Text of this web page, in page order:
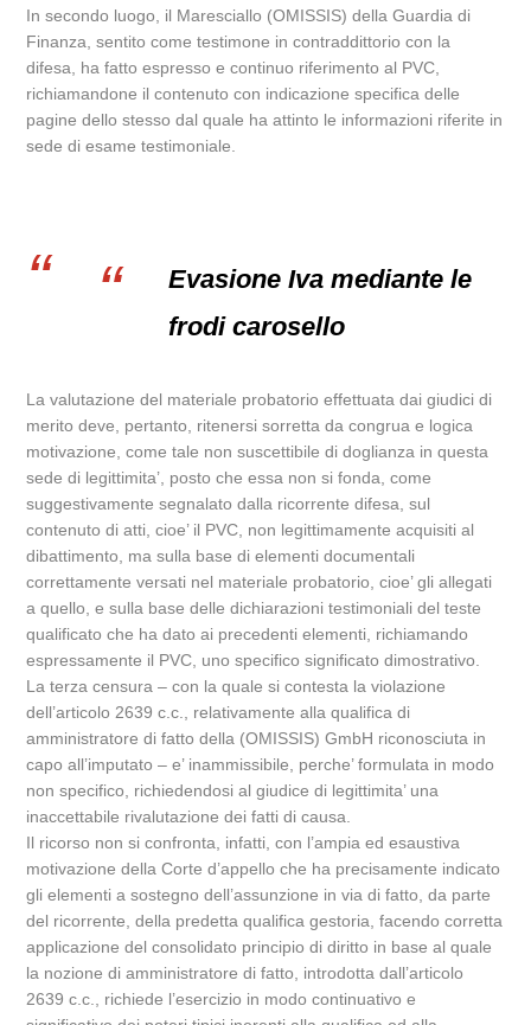
In secondo luogo, il Maresciallo (OMISSIS) della Guardia di
Finanza, sentito come testimone in contraddittorio con la
difesa, ha fatto espresso e continuo riferimento al PVC,
richiamandone il contenuto con indicazione specifica delle
pagine dello stesso dal quale ha attinto le informazioni riferite in
sede di esame testimoniale.
Evasione Iva mediante le
frodi carosello
La valutazione del materiale probatorio effettuata dai giudici di
merito deve, pertanto, ritenersi sorretta da congrua e logica
motivazione, come tale non suscettibile di doglianza in questa
sede di legittimita’, posto che essa non si fonda, come
suggestivamente segnalato dalla ricorrente difesa, sul
contenuto di atti, cioe’ il PVC, non legittimamente acquisiti al
dibattimento, ma sulla base di elementi documentali
correttamente versati nel materiale probatorio, cioe’ gli allegati
a quello, e sulla base delle dichiarazioni testimoniali del teste
qualificato che ha dato ai precedenti elementi, richiamando
espressamente il PVC, uno specifico significato dimostrativo.
La terza censura – con la quale si contesta la violazione
dell’articolo 2639 c.c., relativamente alla qualifica di
amministratore di fatto della (OMISSIS) GmbH riconosciuta in
capo all’imputato – e’ inammissibile, perche’ formulata in modo
non specifico, richiedendosi al giudice di legittimita’ una
inaccettabile rivalutazione dei fatti di causa.
Il ricorso non si confronta, infatti, con l’ampia ed esaustiva
motivazione della Corte d’appello che ha precisamente indicato
gli elementi a sostegno dell’assunzione in via di fatto, da parte
del ricorrente, della predetta qualifica gestoria, facendo corretta
applicazione del consolidato principio di diritto in base al quale
la nozione di amministratore di fatto, introdotta dall’articolo
2639 c.c., richiede l’esercizio in modo continuativo e